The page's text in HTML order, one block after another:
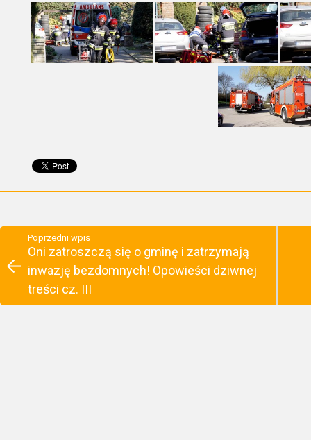
Poprzedni wpis
Oni zatroszczą się o gminę i zatrzymają
inwazję bezdomnych! Opowieści dziwnej
treści cz. III